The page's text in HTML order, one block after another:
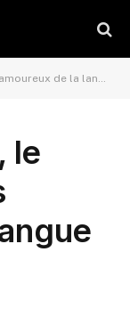
de la langue
le